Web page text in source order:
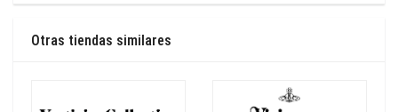
Otras tiendas similares